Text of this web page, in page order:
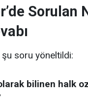
Sorulan
soru yöneltildi:
bilinen halk